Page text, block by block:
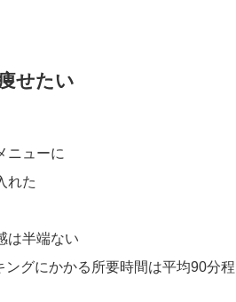
せたい
ニューに
れた
は半端ない
ングにかかる所要時間は平均90分程